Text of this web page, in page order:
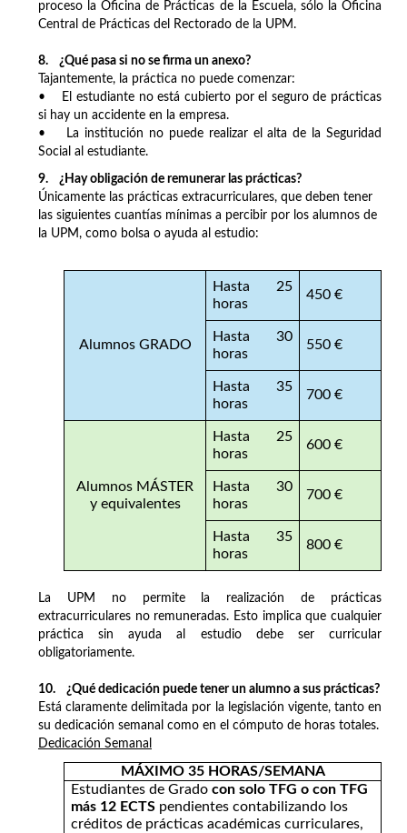
proceso la Oficina de Prácticas de la Escuela, sólo la Oficina
Central de Prácticas del Rectorado de la UPM.
8. ¿Qué pasa si no se firma un anexo?
Tajantemente, la práctica no puede comenzar:
• El estudiante no está cubierto por el seguro de prácticas
si hay un accidente en la empresa.
• La institución no puede realizar el alta de la Seguridad
Social al estudiante.
9. ¿Hay obligación de remunerar las prácticas?
Únicamente las prácticas extracurriculares, que deben tener
las siguientes cuantías mínimas a percibir por los alumnos de
la UPM, como bolsa o ayuda al estudio:
Alumnos GRADO
Hasta 25
horas
450 €
Hasta 30
horas
550 €
Hasta 35
horas
700 €
Alumnos MÁSTER
y equivalentes
Hasta 25
horas
600 €
Hasta 30
horas
700 €
Hasta 35
horas
800 €
La UPM no permite la realización de prácticas
extracurriculares no remuneradas. Esto implica que cualquier
práctica sin ayuda al estudio debe ser curricular
obligatoriamente.
10. ¿Qué dedicación puede tener un alumno a sus prácticas?
Está claramente delimitada por la legislación vigente, tanto en
su dedicación semanal como en el cómputo de horas totales.
Dedicación Semanal
MÁXIMO 35 HORAS/SEMANA
Estudiantes de Gradocon solo TFG o con TFG
más 12 ECTS pendientes contabilizando los
créditos de prácticas académicas curriculares,